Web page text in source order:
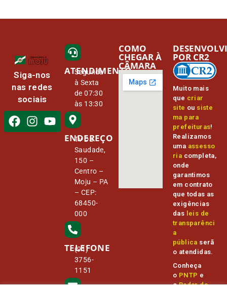
Siga-nos
nas redes
sociais
ATENDIMENTO
Segunda
à Sexta
de 07:30
às 13:30
ENDEREÇO
Tv Da
Saudade,
150 –
Centro –
Moju – PA
– CEP:
68450-
000
TELEFONE
(91)
3756-
1151
COMO
CHEGAR À
CÂMARA
Muito mais
que criar
site ou siste
ma para
prefeituras!
Realizamos
uma assesso
ria completa,
onde
garantimos
em contrato
que todas as
exigências
das leis de
transparênci
a
pública serã
o atendidas.
Conheça
o PNTP e
oRadar da
POR CR2